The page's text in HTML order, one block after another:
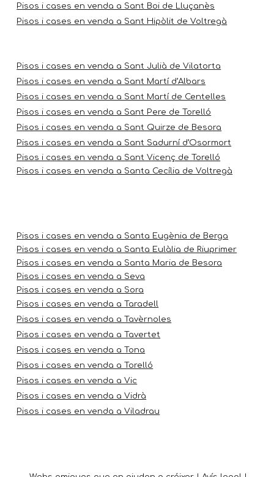
Pisos i cases en venda a Sant Boi de Lluçanès
Pisos i cases en venda a Sant Hipòlit de Voltregà
Pisos i cases en venda a Sant Julià de Vilatorta
Pisos i cases en venda a Sant Martí d’Albars
Pisos i cases en venda a Sant Martí de Centelles
Pisos i cases en venda a Sant Pere de Torelló
Pisos i cases en venda a Sant Quirze de Besora
Pisos i cases en venda a Sant Sadurní d’Osormort
Pisos i cases en venda a Sant Vicenç de Torelló
Pisos i cases en venda a Santa Cecília de Voltregà
Pisos i cases en venda a Santa Eugènia de Berga
Pisos i cases en venda a Santa Eulàlia de Riuprimer
Pisos i cases en venda a Santa Maria de Besora
Pisos i cases en venda a Seva
Pisos i cases en venda a Sora
Pisos i cases en venda a Taradell
Pisos i cases en venda a Tavèrnoles
Pisos i cases en venda a Tavertet
Pisos i cases en venda a Tona
Pisos i cases en venda a Torelló
Pisos i cases en venda a Vic
Pisos i cases en venda a Vidrà
Pisos i cases en venda a Viladrau